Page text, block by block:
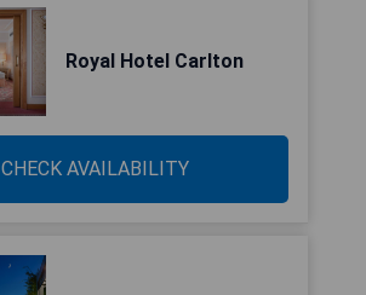
Royal Hotel Carlton
CHECK AVAILABILITY